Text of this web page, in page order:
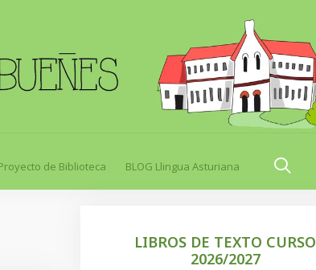
de Biblioteca BLOG Llingua Asturiana
LIBROS DE TEXTO CURSO
2026/2027